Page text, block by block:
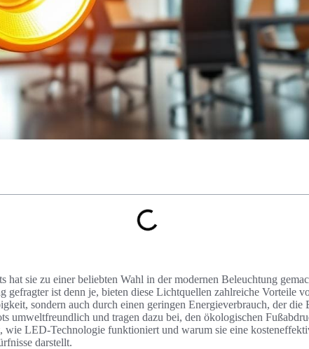
sie zu einer beliebten Wahl in der modernen Beleuchtung
gefragter ist denn je, bieten diese Lichtquellen zahlreiche Vorteile
sondern auch durch einen geringen Energieverbrauch, der die
umweltfreundlich und tragen dazu bei, den ökologischen
wie LED-Technologie funktioniert und warum sie eine
darstellt.